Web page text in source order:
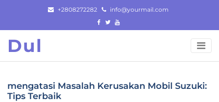
content
+2808272282 info@yourmail.com
Dul
mengatasi Masalah Kerusakan Mobil Suzuki:
Tips Terbaik